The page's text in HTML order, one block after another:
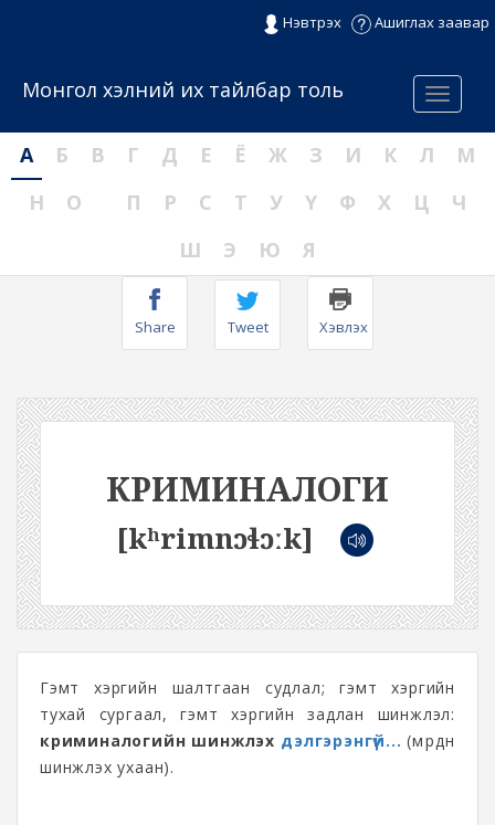
Нэвтрэх Ашиглах заавар
Menu
Монгол хэлний их тайлбар толь
А Б В Г Д Е Ё Ж З И К Л
М
Н
О П Р С Т У Ү Ф Х Ц
Ч
Ш
Э Ю Я
Share Tweet Хэвлэх
КРИМИНАЛОГИ
[kʰrimnɔɬɔːk]
Гэмт хэргийн шалтгаан судлал; гэмт хэргийн
тухай сургаал, гэмт хэргийн задлан шинжлэл:
криминалогийн шинжлэх дэлгэрэнгүй... (мөрдөн
шинжлэх ухаан).